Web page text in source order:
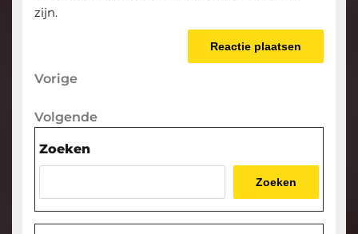
zijn.
Berichtnavigatie
Vorige
Vorige
Volgende
Volgende
Zoeken
Zoeken